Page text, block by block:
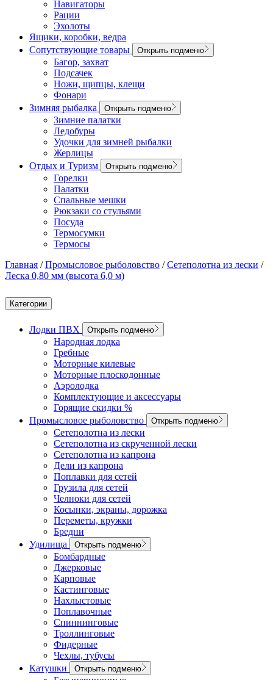
Навигаторы
Рации
Эхолоты
Ящики, коробки, ведра
Сопутствующие товары
Открыть подменю
Багор, захват
Подсачек
Ножи, щипцы, клещи
Фонари
Зимняя рыбалка
Открыть подменю
Зимние палатки
Ледобуры
Удочки для зимней рыбалки
Жерлицы
Отдых и Туризм
Открыть подменю
Горелки
Палатки
Спальные мешки
Рюкзаки со стульями
Посуда
Термосумки
Термосы
Главная /Промысловое рыболовство /Сетеполотна из лески /
Леска 0,80 мм (высота 6,0 м)
Категории
Лодки ПВХ Открыть подменю
Народная лодка
Гребные
Моторные килевые
Моторные плоскодонные
Аэролодка
Комплектующие и аксессуары
Горящие скидки %
Промысловое рыболовство
Открыть подменю
Сетеполотна из лески
Сетеполотна из скрученной лески
Сетеполотна из капрона
Дели из капрона
Поплавки для сетей
Грузила для сетей
Челноки для сетей
Косынки, экраны, дорожка
Переметы, кружки
Бредни
Удилища
Открыть подменю
Бомбардные
Джерковые
Карповые
Кастинговые
Нахлыстовые
Поплавочные
Спиннинговые
Троллинговые
Фидерные
Чехлы, тубусы
Катушки
Открыть подменю